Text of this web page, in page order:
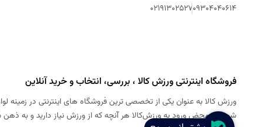
09304040614
02191302527
فروشگاه اینترنتی ورزش کالا ، بررسی، انتخاب و خرید آنلاین
ورزش کالا به عنوان یکی از تخصصی ترین فروشگاه های اینترنتی در زمینه
شود. به محض ورود به ورزش‌کالا هر آنچه که از ورزش نیاز دارید و به